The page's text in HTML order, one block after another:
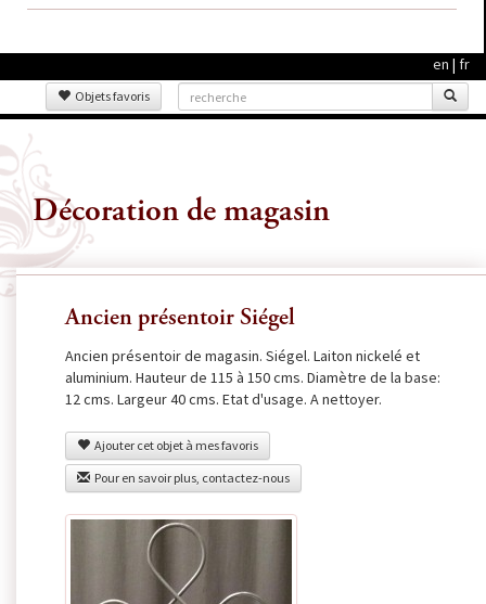
en | fr
Objets favoris
Décoration de magasin
Ancien présentoir Siégel
Ancien présentoir de magasin. Siégel. Laiton nickelé et
aluminium. Hauteur de 115 à 150 cms. Diamètre de la base:
12 cms. Largeur 40 cms. Etat d'usage. A nettoyer.
Ajouter cet objet à mes favoris
Pour en savoir plus, contactez-nous